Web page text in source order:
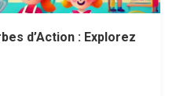
d’Action : Explorez